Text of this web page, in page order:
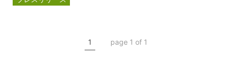
1
page 1 of 1